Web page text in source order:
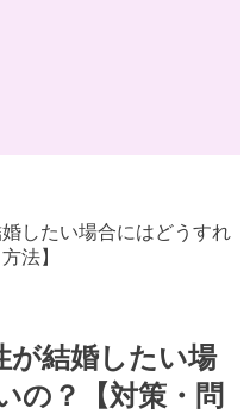
したい場合にはどうすれ
法】
が結婚したい場
の？【対策・問